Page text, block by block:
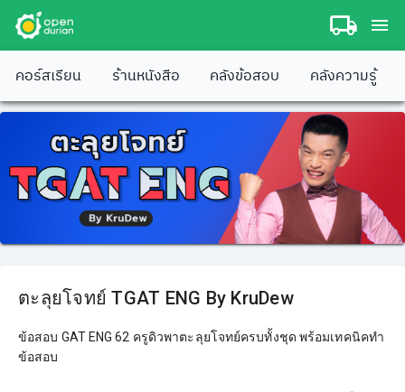
คอร์สเรียน ร้านหนังสือ คลังข้อสอบ คลังความรู้
ตะลุยโจทย์ TGAT ENG By KruDew
ข้อสอบ GAT ENG 62 ครูดิวพาตะลุยโจทย์ครบทั้งชุด พร้อมเทคนิคทำ
ข้อสอบ